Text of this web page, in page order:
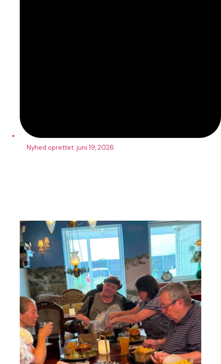
Nyhed oprettet: juni 19, 2026